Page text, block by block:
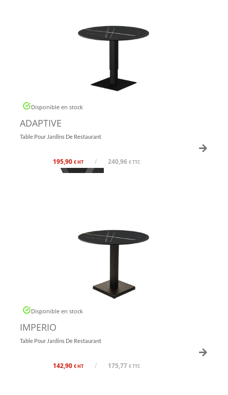
Disponible en stock
ADAPTIVE
Table Pour Jardins De Restaurant
195,90 € HT / 240,96 € TTC
Disponible en stock
IMPERIO
Table Pour Jardins De Restaurant
142,90 € HT / 175,77 € TTC